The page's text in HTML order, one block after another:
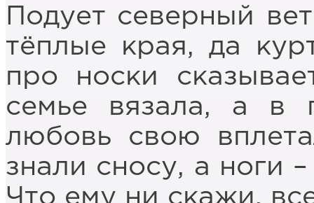
Подует северный
тёплые края, да
про носки
семье вязала, а в
любовь свою
знали сносу, а ноги
Что ему ни скажи,